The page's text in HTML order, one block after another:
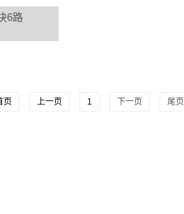
6路
页 上一页 1 下一页 尾页